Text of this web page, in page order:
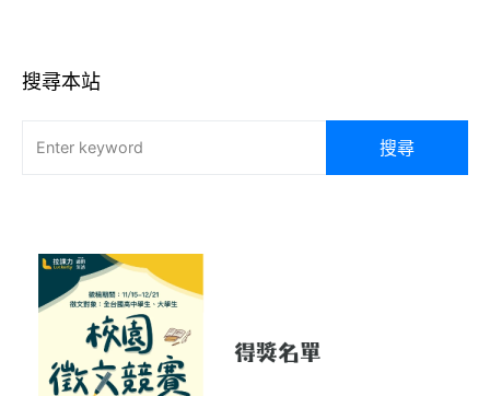
搜尋本站
搜尋